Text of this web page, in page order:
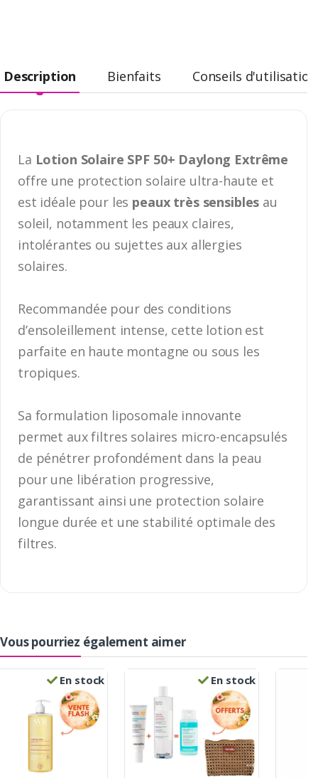
Description Bienfaits Conseils d'utilisation
La Lotion Solaire SPF 50+ Daylong Extrême
offre une protection solaire ultra-haute et
est idéale pour les peaux très sensibles au
soleil, notamment les peaux claires,
intolérantes ou sujettes aux allergies
solaires.
Recommandée pour des conditions
d’ensoleillement intense, cette lotion est
parfaite en haute montagne ou sous les
tropiques.
Sa formulation liposomale innovante
permet aux filtres solaires micro-encapsulés
de pénétrer profondément dans la peau
pour une libération progressive,
garantissant ainsi une protection solaire
longue durée et une stabilité optimale des
filtres.
Vous pourriez également aimer
En stock En stock